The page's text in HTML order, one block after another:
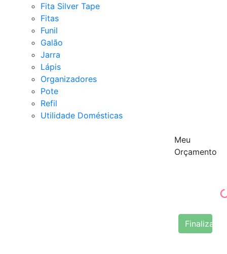
Fita Silver Tape
Fitas
Funil
Galão
Jarra
Lápis
Organizadores
Pote
Refil
Utilidade Domésticas
Meu
Orçamento
Finalizar